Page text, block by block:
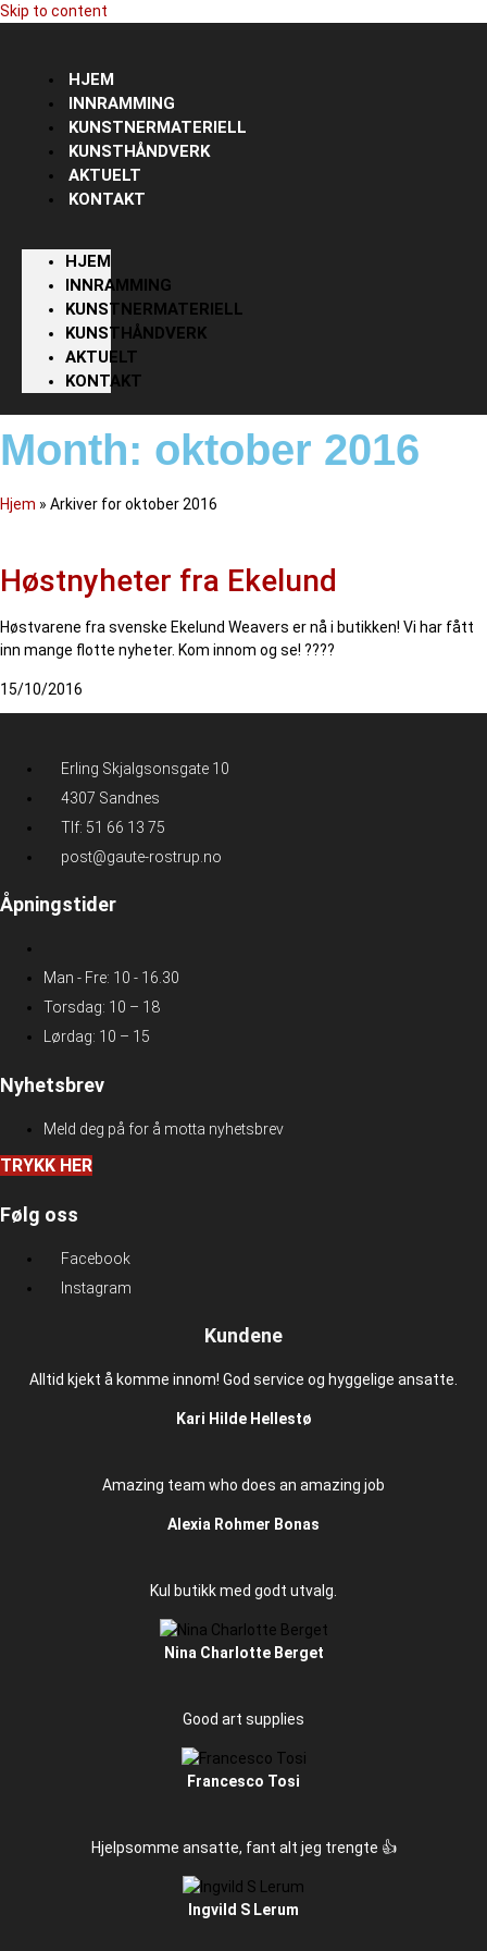
Skip to content
HJEM
INNRAMMING
KUNSTNERMATERIELL
KUNSTHÅNDVERK
AKTUELT
KONTAKT
HJEM
INNRAMMING
KUNSTNERMATERIELL
KUNSTHÅNDVERK
AKTUELT
KONTAKT
Month: oktober 2016
Hjem » Arkiver for oktober 2016
Høstnyheter fra Ekelund
Høstvarene fra svenske Ekelund Weavers er nå i butikken! Vi har fått
inn mange flotte nyheter. Kom innom og se! ????
15/10/2016
Erling Skjalgsonsgate 10
4307 Sandnes
Tlf: 51 66 13 75
post@gaute-rostrup.no
Åpningstider
Man - Fre: 10 - 16.30
Torsdag: 10 – 18
Lørdag: 10 – 15
Nyhetsbrev
Meld deg på for å motta nyhetsbrev
TRYKK HER
Følg oss
Facebook
Instagram
Kundene
Alltid kjekt å komme innom! God service og hyggelige ansatte.
Kari Hilde Hellestø
Amazing team who does an amazing job
Alexia Rohmer Bonas
Kul butikk med godt utvalg.
Nina Charlotte Berget
Good art supplies
Francesco Tosi
Hjelpsomme ansatte, fant alt jeg trengte 👍
Ingvild S Lerum